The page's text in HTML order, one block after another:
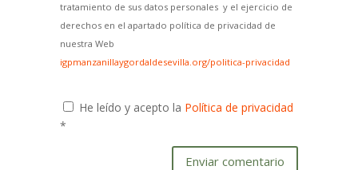
tratamiento de sus datos personales y el ejercicio de
derechos en el apartado política de privacidad de
nuestra Web
igpmanzanillaygordaldesevilla.org/politica-privacidad
He leído y acepto la Política de privacidad
*
Enviar comentario